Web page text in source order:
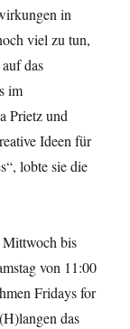
in
viel zu tun,
das
im
Prietz und
Ideen für
lobte sie die
Mittwoch bis
von 11:00
Fridays for
das